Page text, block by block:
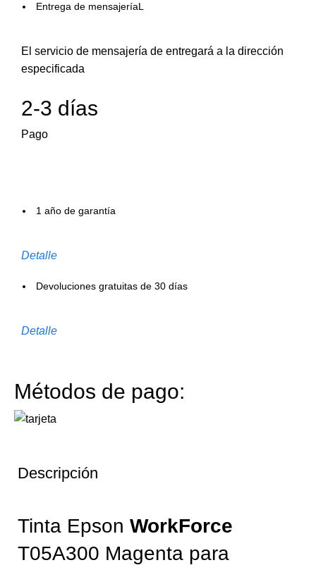
Entrega de mensajeríaL
El servicio de mensajería de entregará a la dirección
especificada
2-3 días
Pago
1 año de garantía
Detalle
Devoluciones gratuitas de 30 días
Detalle
Métodos de pago:
Descripción
Tinta Epson WorkForce
T05A300 Magenta para